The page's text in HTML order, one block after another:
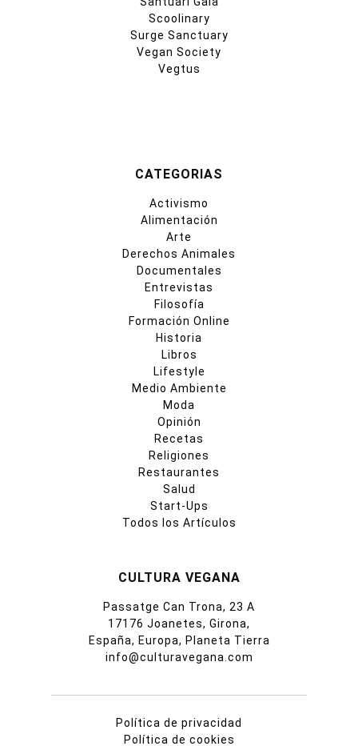
Scoolinary
Surge Sanctuary
Vegan Society
Vegtus
CATEGORIAS
Activismo
Alimentación
Arte
Derechos Animales
Documentales
Entrevistas
Filosofía
Formación Online
Historia
Libros
Lifestyle
Medio Ambiente
Moda
Opinión
Recetas
Religiones
Restaurantes
Salud
Start-Ups
Todos los Artículos
CULTURA VEGANA
Passatge Can Trona, 23 A
17176 Joanetes, Girona,
España, Europa, Planeta Tierra
info@culturavegana.com
Política de privacidad
Política de cookies